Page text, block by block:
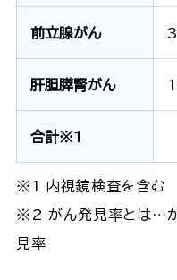
前立腺がん
肝胆膵腎がん
合計※1
※1 内視鏡検査を含む
※2 がん発見率とは…
見率